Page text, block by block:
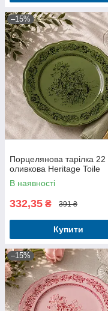
–15%
Порцелянова тарілка 22
оливкова Heritage Toile
В наявності
332,35 ₴ 391 ₴
Купити
–15%